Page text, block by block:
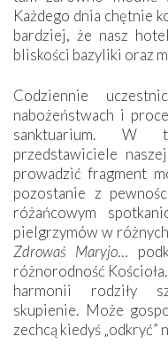
Każdego dnia chętnie
bardziej, że nasz
bliskości bazyliki oraz
Codziennie
nabożeństwach i
sanktuarium. W
przedstawiciele
prowadzić fragment
pozostanie z
różańcowym
pielgrzymów w
Zdrowaś Maryjo…
różnorodność
harmonii rodziły
skupienie. Może
zechcą kiedyś „odkryć”